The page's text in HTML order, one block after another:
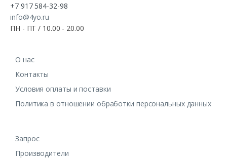
+7 917 584-32-98
info@4yo.ru
ПН - ПТ / 10.00 - 20.00
О нас
Контакты
Условия оплаты и поставки
Политика в отношении обработки персональных данных
Запрос
Производители